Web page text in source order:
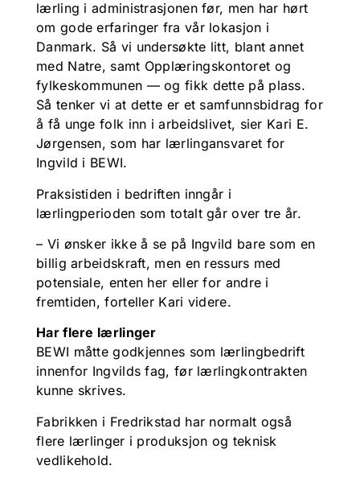
lærling i administrasjonen før, men har hørt
om gode erfaringer fra vår lokasjon i
Danmark. Så vi undersøkte litt, blant annet
med Natre, samt Opplæringskontoret og
fylkeskommunen — og fikk dette på plass.
Så tenker vi at dette er et samfunnsbidrag for
å få unge folk inn i arbeidslivet, sier Kari E.
Jørgensen, som har lærlingansvaret for
Ingvild i BEWI.
Praksistiden i bedriften inngår i
lærlingperioden som totalt går over tre år.
– Vi ønsker ikke å se på Ingvild bare som en
billig arbeidskraft, men en ressurs med
potensiale, enten her eller for andre i
fremtiden, forteller Kari videre.
Har flere lærlinger
BEWI måtte godkjennes som lærlingbedrift
innenfor Ingvilds fag, før lærlingkontrakten
kunne skrives.
Fabrikken i Fredrikstad har normalt også
flere lærlinger i produksjon og teknisk
vedlikehold.